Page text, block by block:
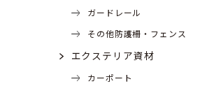
ガードレール
その他防護柵・フェンス
エクステリア資材
カーポート